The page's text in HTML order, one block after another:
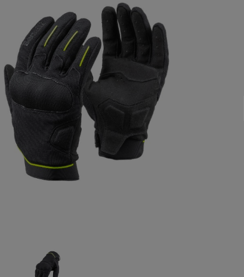
Casco con dettagli fluo
159,00 €
Giacca mesh con protezioni